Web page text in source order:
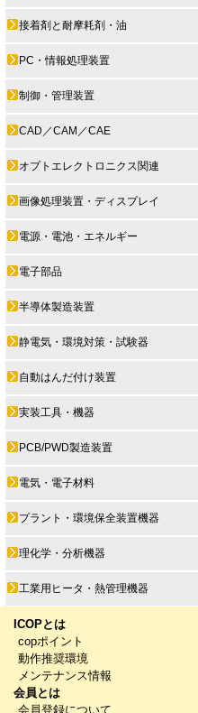
接着剤と耐摩耗剤・油
PC・情報処理装置
制御・管理装置
CAD／CAM／CAE
オプトエレクトロニクス関連
画像処理装置・ディスプレイ
電源・電池・エネルギー
電子部品
半導体製造装置
静電気・環境対策・試験器
自動はんだ付け装置
実装工具・機器
PCB/PWD製造装置
電気・電子材料
プラント・環境保全装置機器
理化学・分析機器
工業用ヒータ・熱管理機器
ICOPとは
copポイント
動作推奨環境
メンテナンス情報
会員とは
会員登録について